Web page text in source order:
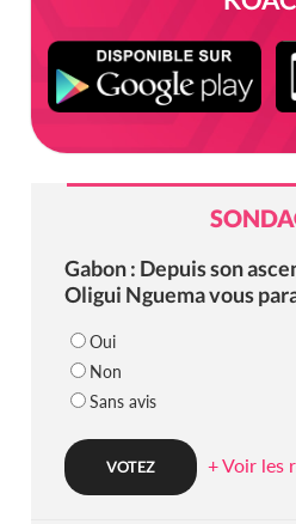
Gabon : Depuis son
Oligui Nguema vous
Oui
Non
Sans avis
+ Voir les